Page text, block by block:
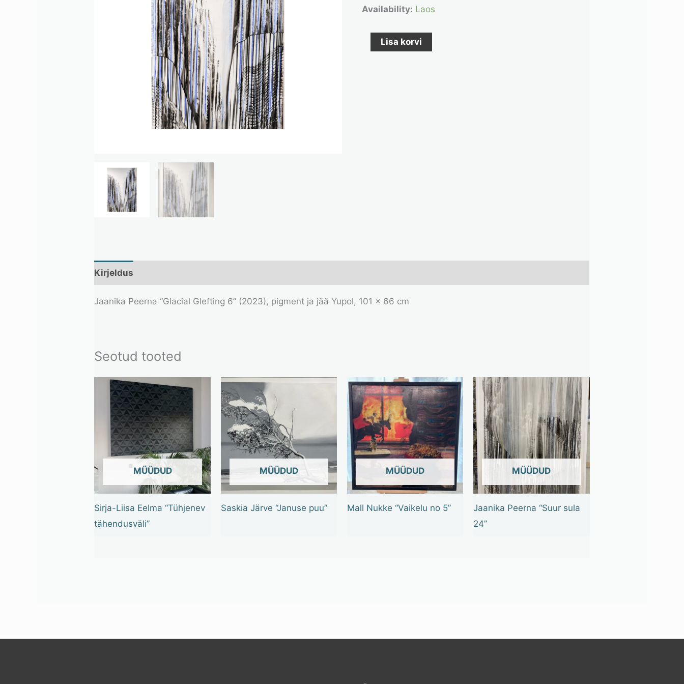
Availability: Laos
Lisa korvi
Kirjeldus
Jaanika Peerna “Glacial Glefting 6” (2023), pigment ja jää Yupol, 101 x 66 cm
Seotud tooted
OUT OF STOCK
Sirja-Liisa Eelma “Tühjenev
tähendusväli”
OUT OF STOCK
Saskia Järve “Januse puu”
OUT OF STOCK
Mall Nukke “Vaikelu no 5”
OUT OF STOCK
Jaanika Peerna “Suur sula
24”